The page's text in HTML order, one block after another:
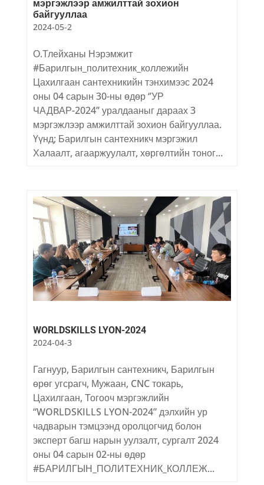
мэргэжлээр амжилттай зохион
байгууллаа
2024-05-2
О.Тлейханы Нэрэмжит
#Барилгын_политехник_коллежийн
Цахилгаан сантехникийн тэнхимээс 2024
оны 04 сарын 30-ны өдөр ‘’УР
ЧАДВАР-2024’’ уралдааныг дараах 3
мэргэжлээр амжилттай зохион байгууллаа.
Үүнд; Барилгын сантехникч мэргэжил
Халаалт, агааржуулалт, хөргөлтийн тоног...
WORLDSKILLS LYON-2024
2024-04-3
Гагнуур, Барилгын сантехникч, Барилгын
өрөг угсрагч, Мужаан, CNC токарь,
Цахилгаан, Тогооч мэргэжлийн
“WORLDSKILLS LYON-2024” дэлхийн ур
чадварын тэмцээнд оролцогчид болон
эксперт багш нарын уулзалт, сургалт 2024
оны 04 сарын 02-ны өдөр
#БАРИЛГЫН_ПОЛИТЕХНИК_КОЛЛЕЖ...